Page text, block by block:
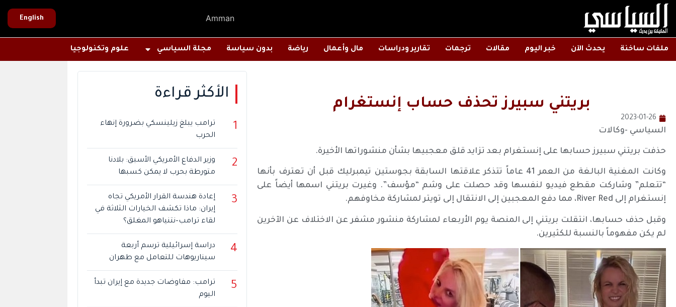
Amman
English
ملفات ساخنة يحدث الآن خبر اليوم مقالات ترجمات تقارير ودراسات مال وأعمال رياضة بدون سياسة مجلة السياسي علوم وتكنولوجيا
بريتني سبيرز تحذف حساب إنستغرام
2023-01-26
السياسي -وكالات
حذفت بريتني سبيرز حسابها على إنستغرام بعد تزايد قلق معجبيها بشأن منشوراتها الأخيرة.
وكانت المغنية البالغة من العمر 41 عاماً تتذكر علاقتها السابقة بجوستين تيمبرليك قبل أن تعترف بأنها
“تتعلم” وشاركت مقطع فيديو لنفسها وقد حصلت على وشم “مؤسف”. وغيرت بريتني اسمها أيضاً على
إنستغرام إلى River Red، مما دفع المعجبين إلى الانتقال إلى تويتر لمشاركة مخاوفهم.
وقبل حذف حسابها، انتقلت بريتني إلى المنصة يوم الأربعاء لمشاركة منشور مشفر عن الاختلاف عن الآخرين
لم يكن مفهوماً بالنسبة للكثيرين.
الأكثر قراءة
1
ترامب يبلغ زيلينسكي بضرورة إنهاء
الحرب
2
وزير الدفاع الأمريكي الأسبق: بلادنا
متورطة بحرب لا يمكن كسبها
3
إعادة هندسة القرار الأمريكي تجاه
إيران: ماذا تكشف الخيارات الثلاثة في
لقاء ترامب–نتنياهو المغلق؟
4
دراسة إسرائيلية ترسم أربعة
سيناريوهات للتعامل مع طهران
5
ترامب: مفاوضات جديدة مع إيران تبدأ
اليوم